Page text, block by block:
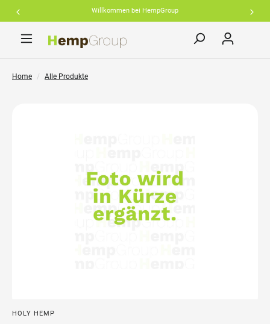
Willkommen bei HempGroup
springen
Home Alle Produkte
HOLY HEMP